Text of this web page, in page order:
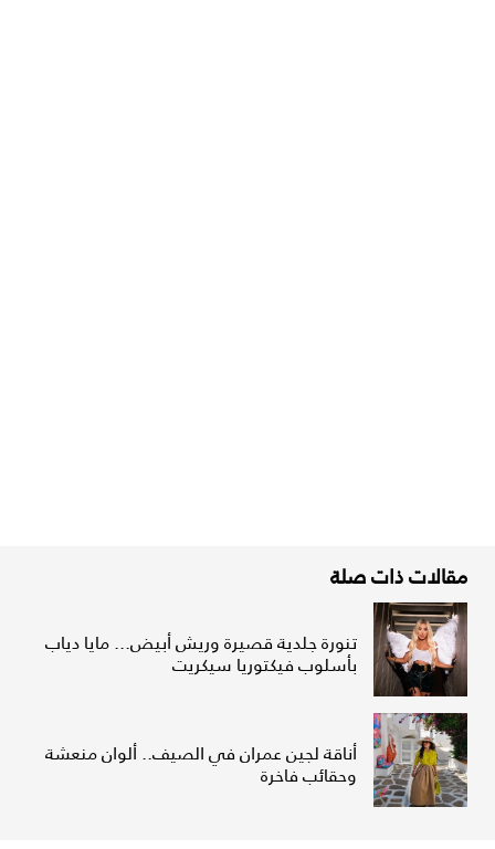
مقالات ذات صلة
تنورة جلدية قصيرة وريش أبيض... مايا دياب
بأسلوب فيكتوريا سيكريت
أناقة لجين عمران في الصيف.. ألوان منعشة
وحقائب فاخرة